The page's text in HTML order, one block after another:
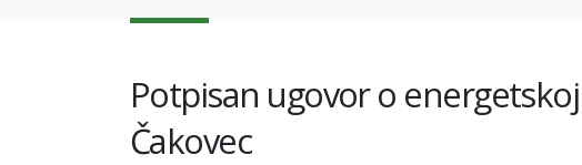
Potpisan ugovor o
Čakovec